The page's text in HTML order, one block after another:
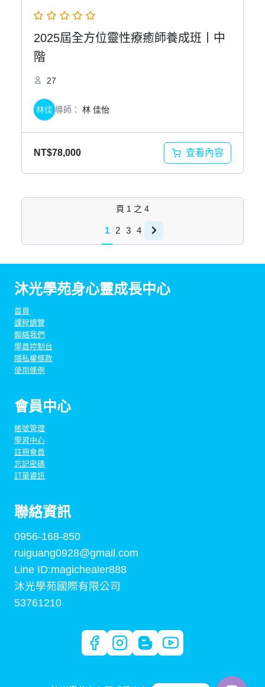
2025屆全方位靈性療癒師養成班丨中
階
27
林佳 導師： 林 佳怡
NT$78,000 查看內容
頁 1 之 4
1 2 3 4
沐光學苑身心靈成長中心
首頁
課程總覽
聯絡我們
學員控制台
隱私權條款
使用條例
會員中心
帳號管理
學習中心
註冊會員
忘記密碼
訂單資訊
聯絡資訊
0956-168-850
ruiguang0928@gmail.com
Line ID:magichealer888
沐光學苑國際有限公司
53761210